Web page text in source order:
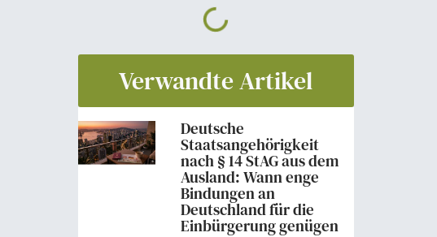
Verwandte Artikel
Deutsche
Staatsangehörigkeit
nach § 14 StAG aus dem
Ausland: Wann enge
Bindungen an
Deutschland für die
Einbürgerung genügen